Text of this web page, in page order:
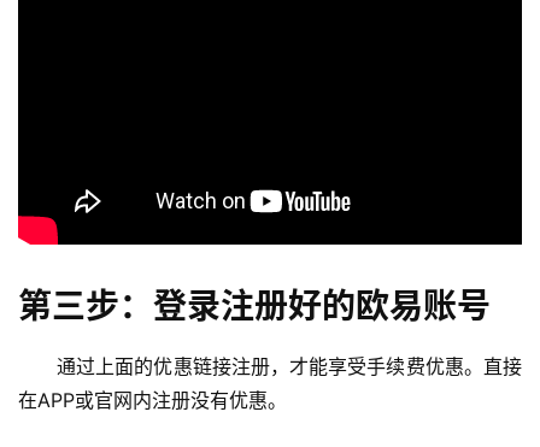
第三步：登录注册好的欧易账号
通过上面的优惠链接注册，才能享受手续费优惠。直接
在APP或官网内注册没有优惠。